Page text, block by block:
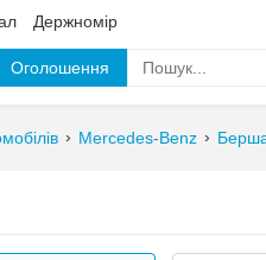
Держномір
Оголошення
Mercedes-Benz